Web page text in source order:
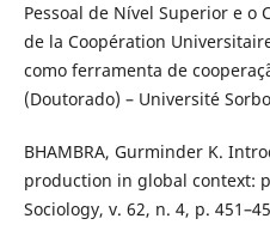
Pessoal de Nível Superior e o
de la Coopération
como ferramenta de
(Doutorado) – Université
BHAMBRA, Gurminder K.
production in global context:
Sociology, v. 62, n. 4, p.